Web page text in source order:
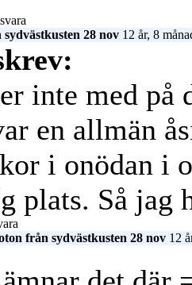
28 nov 12 år, 8
inte med
en allmän
i onödan i
plats. Så jag
från sydvästkusten 28 nov 12